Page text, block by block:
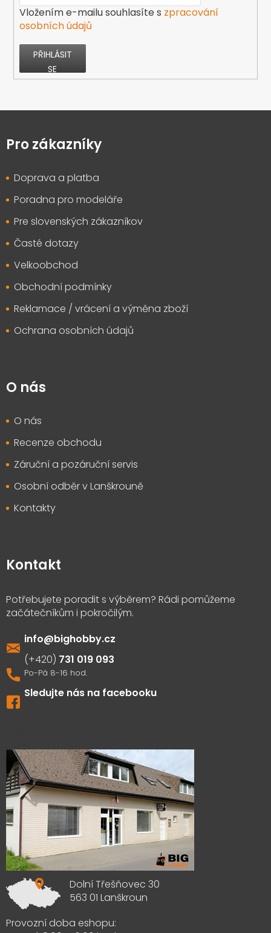
Vložením e-mailu souhlasíte s zpracování
osobních údajů
PŘIHLÁSIT
SE
pPro zákazníky
Doprava a platba
Poradna pro modeláře
Pre slovenských zákazníkov
Časté dotazy
Velkoobchod
Obchodní podmínky
Reklamace / vrácení a výměna zboží
Ochrana osobních údajů
O nás
O nás
Recenze obchodu
Záruční a pozáruční servis
Osobní odběr v Lanškrouně
Kontakty
Kontakt
info@bighobby.cz
731 019 093
Sledujte nás na facebooku
Dolní Třešňovec 30
563 01 Lanškroun
Provozní doba eshopu: